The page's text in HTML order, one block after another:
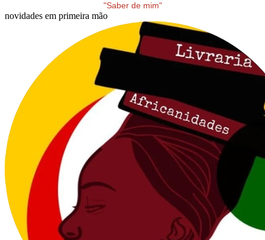
"Saber de mim"
novidades em primeira mão